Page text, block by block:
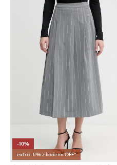
-10%
extra -5% z kodem: OFF*